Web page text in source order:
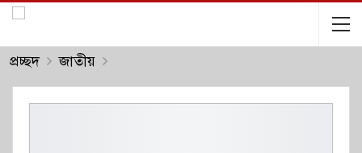
প্রচ্ছদ জাতীয়